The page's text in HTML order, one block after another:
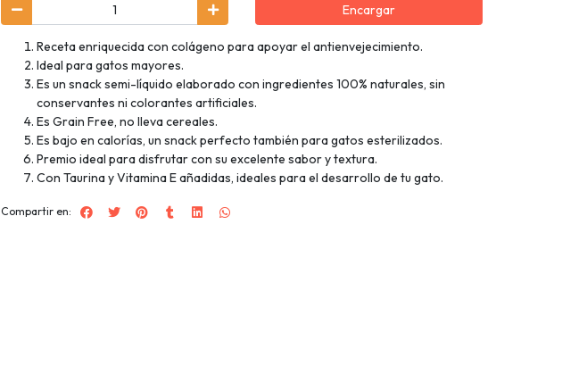
Encargar
Receta enriquecida con colágeno para apoyar el antienvejecimiento.
Ideal para gatos mayores.
Es un snack semi-líquido elaborado con ingredientes 100% naturales, sin
conservantes ni colorantes artificiales.
Es Grain Free, no lleva cereales.
Es bajo en calorías, un snack perfecto también para gatos esterilizados.
Premio ideal para disfrutar con su excelente sabor y textura.
Con Taurina y Vitamina E añadidas, ideales para el desarrollo de tu gato.
Compartir en: